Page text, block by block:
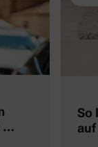
…
So